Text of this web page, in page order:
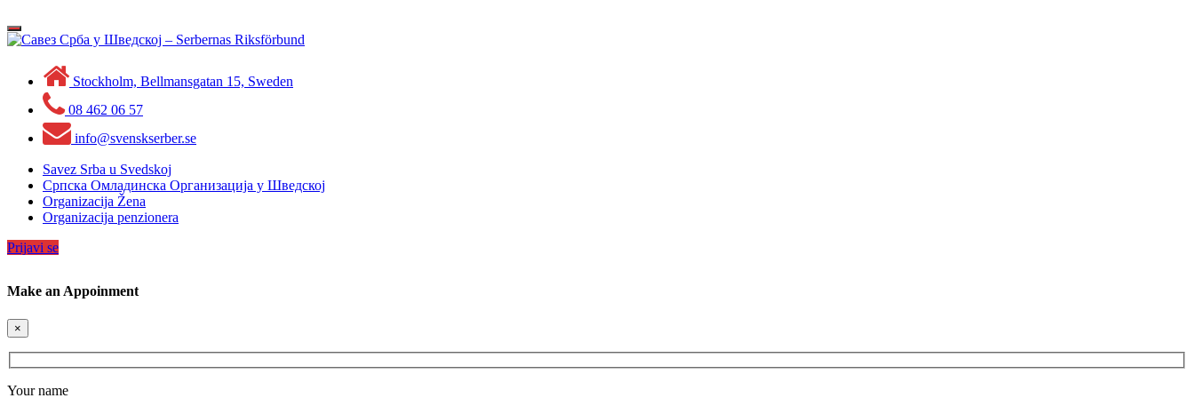
to
content
Toggle
navigation
Stockholm, Bellmansgatan 15, Sweden
08 462 06 57
info@svenskserber.se
Savez Srba u Svedskoj
Српска Омладинска Организација у Шведској
Organizacija Žena
Organizacija penzionera
Prijavi se
Make an Appoinment
×
Your name